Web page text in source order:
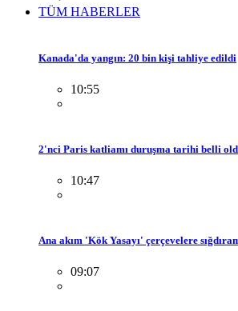
TÜM HABERLER
Kanada'da yangın: 20 bin kişi tahliye edildi
10:55
2'nci Paris katliamı duruşma tarihi belli
10:47
Ana akım 'Kök Yasayı' çerçevelere
09:07